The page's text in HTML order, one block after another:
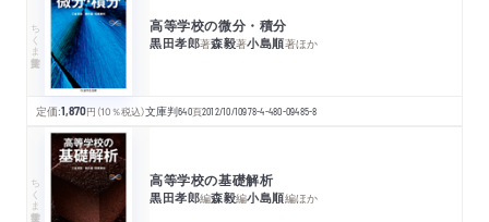
ちくま学芸文庫 高等学校の微分・積分
黒田孝郎著森毅著小島順著ほか
定価:1,870円 （10％税込）文庫判640頁2012/10/10978-4-480-09485-8
ちくま学芸文庫 高等学校の基礎解析
黒田孝郎編森毅編小島順編ほか